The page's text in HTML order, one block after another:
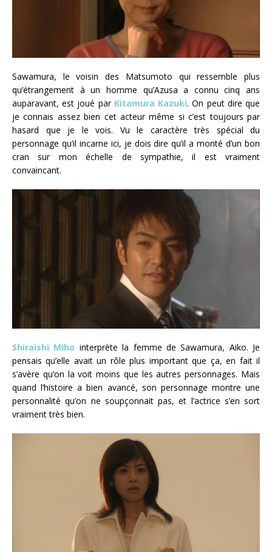
Sawamura, le voisin des Matsumoto qui ressemble plus
qu’étrangement à un homme qu’Azusa a connu cinq ans
auparavant, est joué par Kitamura Kazuki. On peut dire que
je connais assez bien cet acteur même si c’est toujours par
hasard que je le vois. Vu le caractère très spécial du
personnage qu’il incarne ici, je dois dire qu’il a monté d’un bon
cran sur mon échelle de sympathie, il est vraiment
convaincant.
Shiraishi Miho interprète la femme de Sawamura, Aiko. Je
pensais qu’elle avait un rôle plus important que ça, en fait il
s’avère qu’on la voit moins que les autres personnages. Mais
quand l’histoire a bien avancé, son personnage montre une
personnalité qu’on ne soupçonnait pas, et l’actrice s’en sort
vraiment très bien.